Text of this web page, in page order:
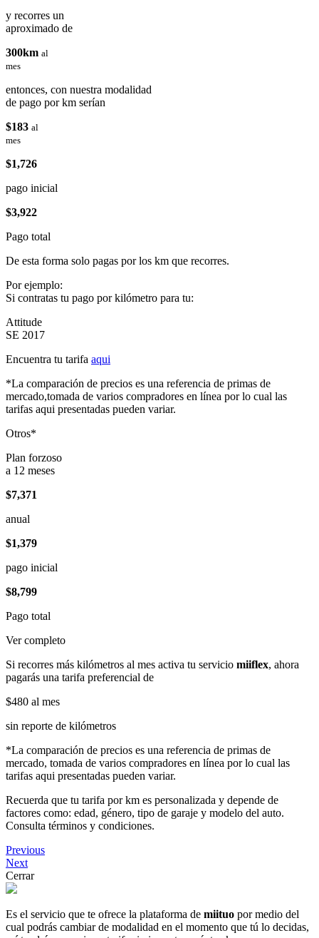
y recorres un
aproximado de
300km al
mes
entonces, con nuestra modalidad
de pago por km serían
$183 al
mes
$1,726
pago inicial
$3,922
Pago total
De esta forma solo pagas por los km que recorres.
Por ejemplo:
Si contratas tu pago por kilómetro para tu:
Attitude
SE 2017
Encuentra tu tarifa aqui
*La comparación de precios es una referencia de primas de
mercado,tomada de varios compradores en línea por lo cual las
tarifas aqui presentadas pueden variar.
Otros*
Plan forzoso
a 12 meses
$7,371
anual
$1,379
pago inicial
$8,799
Pago total
Ver completo
Si recorres más kilómetros al mes activa tu servicio miiflex, ahora
pagarás una tarifa preferencial de
$480 al mes
sin reporte de kilómetros
*La comparación de precios es una referencia de primas de
mercado, tomada de varios compradores en línea por lo cual las
tarifas aqui presentadas pueden variar.
Recuerda que tu tarifa por km es personalizada y depende de
factores como: edad, género, tipo de garaje y modelo del auto.
Consulta términos y condiciones.
Previous
Next
Cerrar
Es el servicio que te ofrece la plataforma de miituo por medio del
cual podrás cambiar de modalidad en el momento que tú lo decidas,